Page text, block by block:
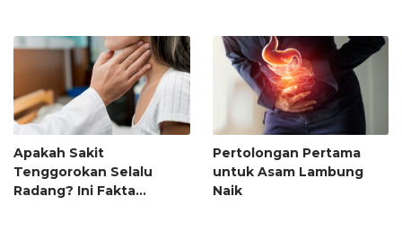
Apakah Sakit
Tenggorokan Selalu
Radang? Ini Fakta
Pertolongan Pertama
untuk Asam Lambung
Naik